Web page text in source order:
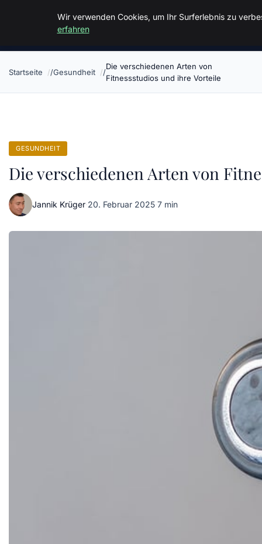
Malzminden
Startseite Gesundheit
Die verschiedenen Arten von
Fitnessstudios und ihre Vorteile
GESUNDHEIT
Die verschiedenen Arten von
Jannik Krüger·20. Februar 2025·7 min
Wir verwenden Cookies, um Ihr Surferlebnis zu
erfahren